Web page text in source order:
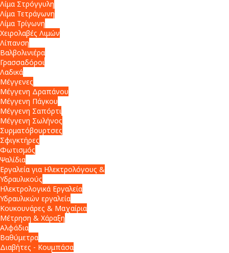
Λίμα Στρόγγυλη
Λίμα Τετράγωνη
Λίμα Τρίγωνη
Χειρολαβές Λιμών
Λίπανση
Βαλβολινιέρα
Γρασσαδόροι
Λαδικά
Μέγγενες
Μέγγενη Δραπάνου
Μέγγενη Πάγκου
Μέγγενη Σαπόρτι
Μέγγενη Σωλήνος
Συρματόβουρτσες
Σφιγκτήρες
Φωτισμός
Ψαλίδια
Εργαλεία για Ηλεκτρολόγους &
Υδραυλικούς
Ηλεκτρολογικά Εργαλεία
Υδραυλικών εργαλεία
Κουκουνάρες & Μαχαίρια
Μέτρηση & Χάραξη
Αλφάδια
Βαθύμετρα
Διαβήτες - Κουμπάσα